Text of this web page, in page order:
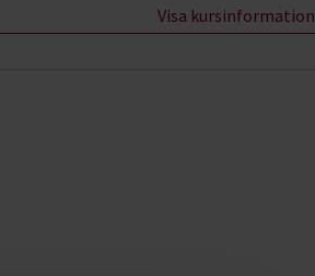
Visa kursinformation